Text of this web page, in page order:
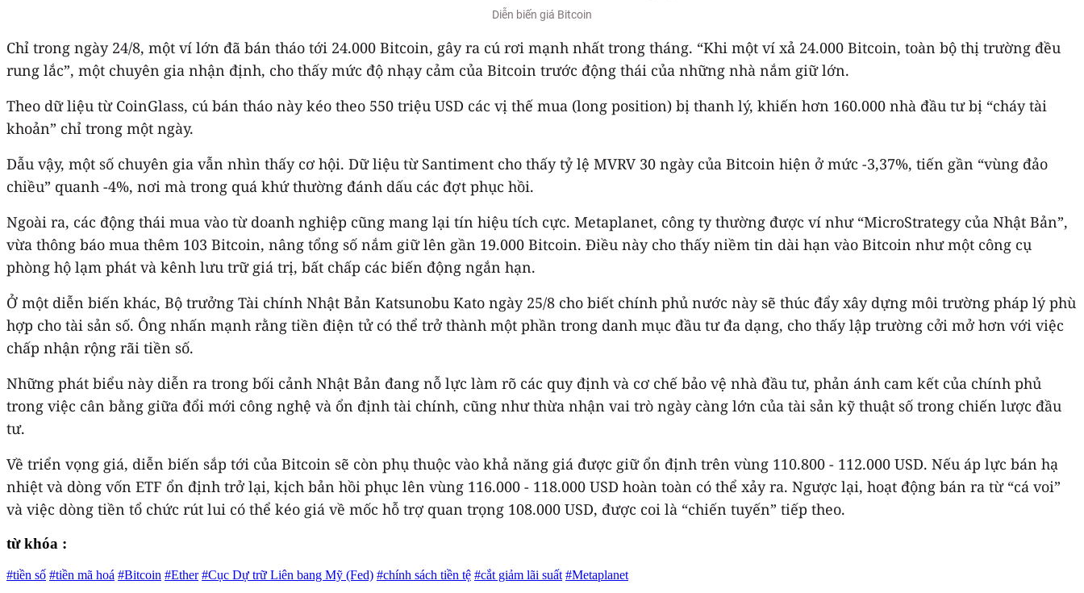
Diễn biến giá Bitcoin
Chỉ trong ngày 24/8, một ví lớn đã bán tháo tới 24.000 Bitcoin, gây ra cú rơi mạnh nhất trong tháng. “Khi một ví xả 24.000 Bitcoin, toàn bộ thị trường đều
rung lắc”, một chuyên gia nhận định, cho thấy mức độ nhạy cảm của Bitcoin trước động thái của những nhà nắm giữ lớn.
Theo dữ liệu từ CoinGlass, cú bán tháo này kéo theo 550 triệu USD các vị thế mua (long position) bị thanh lý, khiến hơn 160.000 nhà đầu tư bị “cháy tài
khoản” chỉ trong một ngày.
Dẫu vậy, một số chuyên gia vẫn nhìn thấy cơ hội. Dữ liệu từ Santiment cho thấy tỷ lệ MVRV 30 ngày của Bitcoin hiện ở mức -3,37%, tiến gần “vùng đảo
chiều” quanh -4%, nơi mà trong quá khứ thường đánh dấu các đợt phục hồi.
Ngoài ra, các động thái mua vào từ doanh nghiệp cũng mang lại tín hiệu tích cực. Metaplanet, công ty thường được ví như “MicroStrategy của Nhật Bản”,
vừa thông báo mua thêm 103 Bitcoin, nâng tổng số nắm giữ lên gần 19.000 Bitcoin. Điều này cho thấy niềm tin dài hạn vào Bitcoin như một công cụ
phòng hộ lạm phát và kênh lưu trữ giá trị, bất chấp các biến động ngắn hạn.
Ở một diễn biến khác, Bộ trưởng Tài chính Nhật Bản Katsunobu Kato ngày 25/8 cho biết chính phủ nước này sẽ thúc đẩy xây dựng môi trường pháp lý phù
hợp cho tài sản số. Ông nhấn mạnh rằng tiền điện tử có thể trở thành một phần trong danh mục đầu tư đa dạng, cho thấy lập trường cởi mở hơn với việc
chấp nhận rộng rãi tiền số.
Những phát biểu này diễn ra trong bối cảnh Nhật Bản đang nỗ lực làm rõ các quy định và cơ chế bảo vệ nhà đầu tư, phản ánh cam kết của chính phủ
trong việc cân bằng giữa đổi mới công nghệ và ổn định tài chính, cũng như thừa nhận vai trò ngày càng lớn của tài sản kỹ thuật số trong chiến lược đầu
tư.
Về triển vọng giá, diễn biến sắp tới của Bitcoin sẽ còn phụ thuộc vào khả năng giá được giữ ổn định trên vùng 110.800 - 112.000 USD. Nếu áp lực bán hạ
nhiệt và dòng vốn ETF ổn định trở lại, kịch bản hồi phục lên vùng 116.000 - 118.000 USD hoàn toàn có thể xảy ra. Ngược lại, hoạt động bán ra từ “cá voi”
và việc dòng tiền tổ chức rút lui có thể kéo giá về mốc hỗ trợ quan trọng 108.000 USD, được coi là “chiến tuyến” tiếp theo.
từ khóa :
#tiền số #tiền mã hoá #Bitcoin #Ether #Cục Dự trữ Liên bang Mỹ (Fed) #chính sách tiền tệ #cắt giảm lãi suất #Metaplanet